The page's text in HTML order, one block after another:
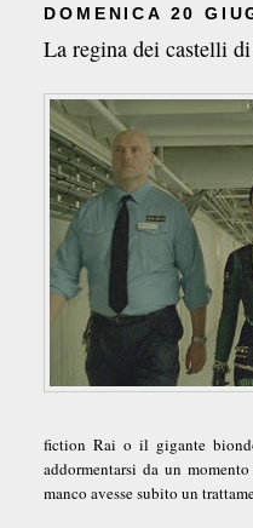
DOMENICA 20
La regina dei castelli
fiction Rai o il gigante
addormentarsi da un
manco avesse subito un